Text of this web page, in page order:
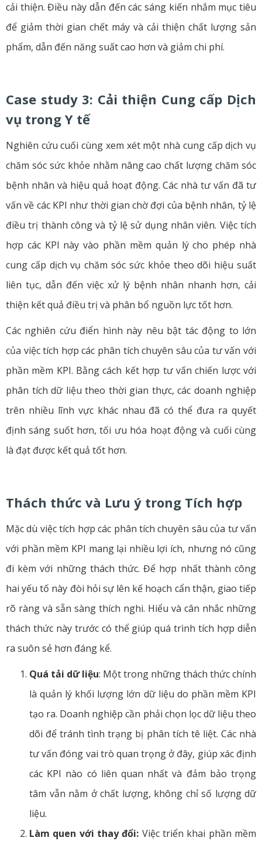
cải thiện. Điều này dẫn đến các sáng kiến ​​nhắm mục tiêu
để giảm thời gian chết máy và cải thiện chất lượng sản
phẩm, dẫn đến năng suất cao hơn và giảm chi phí.
Case study 3: Cải thiện Cung cấp Dịch
vụ trong Y tế
Nghiên cứu cuối cùng xem xét một nhà cung cấp dịch vụ
chăm sóc sức khỏe nhằm nâng cao chất lượng chăm sóc
bệnh nhân và hiệu quả hoạt động. Các nhà tư vấn đã tư
vấn về các KPI như thời gian chờ đợi của bệnh nhân, tỷ lệ
điều trị thành công và tỷ lệ sử dụng nhân viên. Việc tích
hợp các KPI này vào phần mềm quản lý cho phép nhà
cung cấp dịch vụ chăm sóc sức khỏe theo dõi hiệu suất
liên tục, dẫn đến việc xử lý bệnh nhân nhanh hơn, cải
thiện kết quả điều trị và phân bổ nguồn lực tốt hơn.
Các nghiên cứu điển hình này nêu bật tác động to lớn
của việc tích hợp các phân tích chuyên sâu của tư vấn với
phần mềm KPI. Bằng cách kết hợp tư vấn chiến lược với
phân tích dữ liệu theo thời gian thực, các doanh nghiệp
trên nhiều lĩnh vực khác nhau đã có thể đưa ra quyết
định sáng suốt hơn, tối ưu hóa hoạt động và cuối cùng
là đạt được kết quả tốt hơn.
Thách thức và Lưu ý trong Tích hợp
Mặc dù việc tích hợp các phân tích chuyên sâu của tư vấn
với phần mềm KPI mang lại nhiều lợi ích, nhưng nó cũng
đi kèm với những thách thức. Để hợp nhất thành công
hai yếu tố này đòi hỏi sự lên kế hoạch cẩn thận, giao tiếp
rõ ràng và sẵn sàng thích nghi. Hiểu và cân nhắc những
thách thức này trước có thể giúp quá trình tích hợp diễn
ra suôn sẻ hơn đáng kể.
Quá tải dữ liệu: Một trong những thách thức chính
là quản lý khối lượng lớn dữ liệu do phần mềm KPI
tạo ra. Doanh nghiệp cần phải chọn lọc dữ liệu theo
dõi để tránh tình trạng bị phân tích tê liệt. Các nhà
tư vấn đóng vai trò quan trọng ở đây, giúp xác định
các KPI nào có liên quan nhất và đảm bảo trọng
tâm vẫn nằm ở chất lượng, không chỉ số lượng dữ
liệu.
Làm quen với thay đổi: Việc triển khai phần mềm